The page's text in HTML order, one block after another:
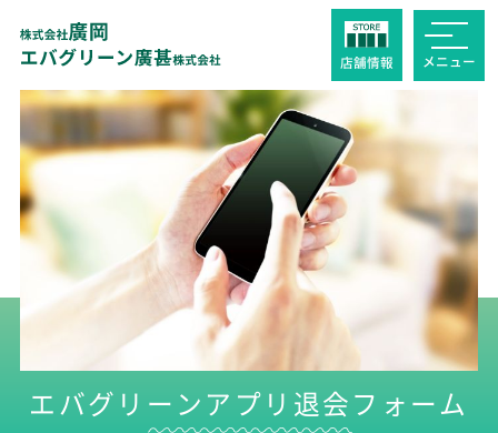
店舗情報 メニュー
エバグリーンアプリ退会フォーム